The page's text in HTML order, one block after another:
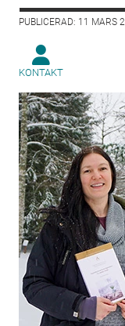
PUBLICERAD: 11 MARS
KONTAKT